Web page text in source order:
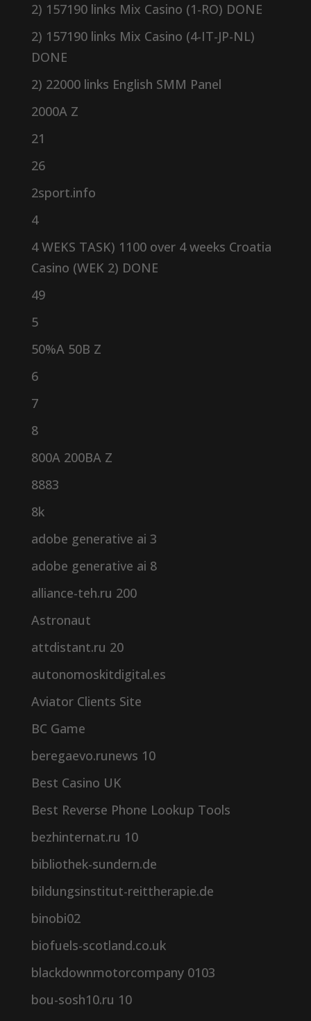
2) 157190 links Mix Casino (1-RO) DONE
2) 157190 links Mix Casino (4-IT-JP-NL)
DONE
2) 22000 links English SMM Panel
2000A Z
21
26
2sport.info
4
4 WEKS TASK) 1100 over 4 weeks Croatia
Casino (WEK 2) DONE
49
5
50%A 50B Z
6
7
8
800A 200BA Z
8883
8k
adobe generative ai 3
adobe generative ai 8
alliance-teh.ru 200
Astronaut
attdistant.ru 20
autonomoskitdigital.es
Aviator Clients Site
BC Game
beregaevo.runews 10
Best Casino UK
Best Reverse Phone Lookup Tools
bezhinternat.ru 10
bibliothek-sundern.de
bildungsinstitut-reittherapie.de
binobi02
biofuels-scotland.co.uk
blackdownmotorcompany 0103
bou-sosh10.ru 10